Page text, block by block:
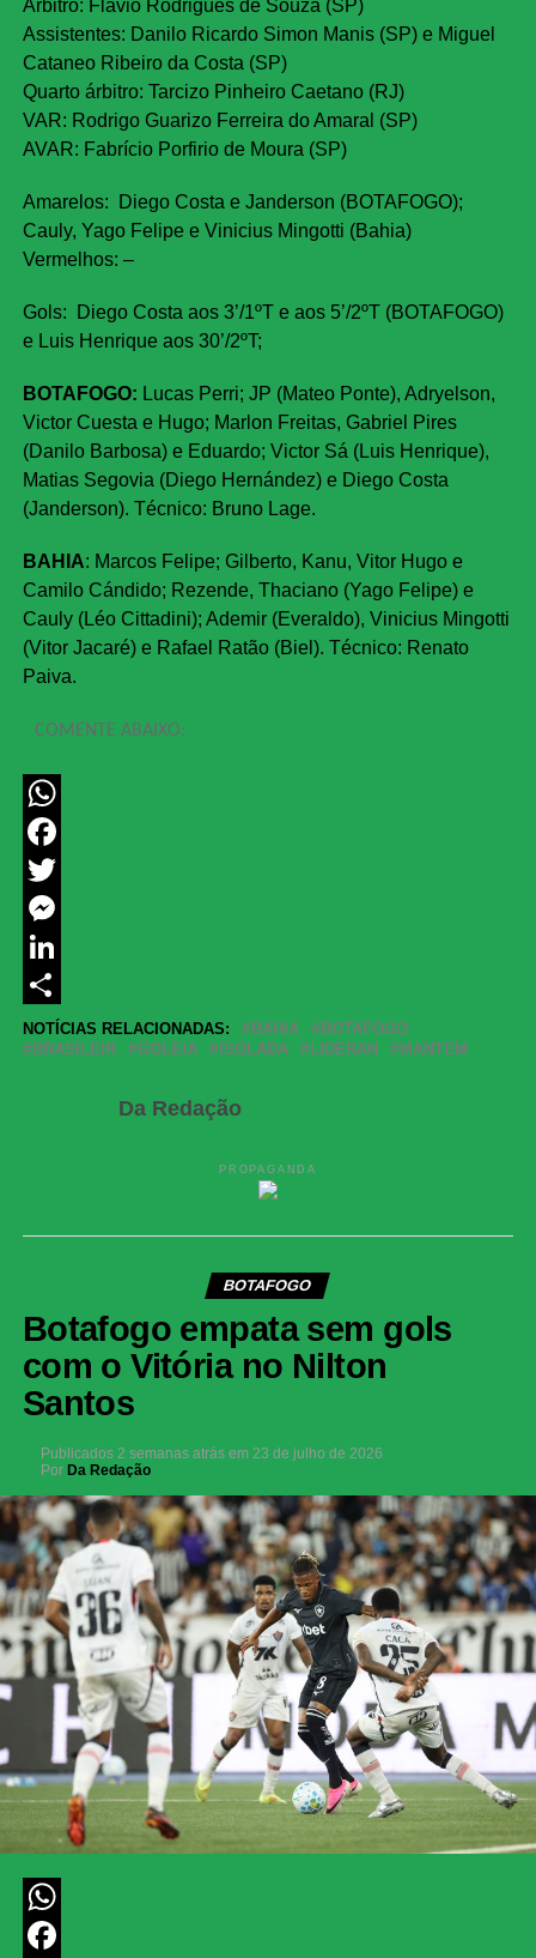
Árbitro: Flávio Rodrigues de Souza (SP)
Assistentes: Danilo Ricardo Simon Manis (SP) e Miguel
Cataneo Ribeiro da Costa (SP)
Quarto árbitro: Tarcizo Pinheiro Caetano (RJ)
VAR: Rodrigo Guarizo Ferreira do Amaral (SP)
AVAR: Fabrício Porfirio de Moura (SP)
Amarelos: Diego Costa e Janderson (BOTAFOGO);
Cauly, Yago Felipe e Vinicius Mingotti (Bahia)
Vermelhos: –
Gols: Diego Costa aos 3’/1ºT e aos 5’/2ºT (BOTAFOGO)
e Luis Henrique aos 30’/2ºT;
BOTAFOGO: Lucas Perri; JP (Mateo Ponte), Adryelson,
Victor Cuesta e Hugo; Marlon Freitas, Gabriel Pires
(Danilo Barbosa) e Eduardo; Victor Sá (Luis Henrique),
Matias Segovia (Diego Hernández) e Diego Costa
(Janderson). Técnico: Bruno Lage.
BAHIA: Marcos Felipe; Gilberto, Kanu, Vitor Hugo e
Camilo Cándido; Rezende, Thaciano (Yago Felipe) e
Cauly (Léo Cittadini); Ademir (Everaldo), Vinicius Mingotti
(Vitor Jacaré) e Rafael Ratão (Biel). Técnico: Renato
Paiva.
COMENTE ABAIXO:
WhatsApp
Facebook
Twitter
Messenger
LinkedIn
Share
NOTÍCIAS RELACIONADAS: BAHIA
BOTAFOGO
BRASILEIR
GOLEIA ISOLADA LIDERAN MANTEM
Da Redação
PROPAGANDA
BOTAFOGO
Botafogo empata sem gols
com o Vitória no Nilton
Santos
Publicados 2 semanas atrás em 23 de julho de 2026
Por Da Redação
WhatsApp